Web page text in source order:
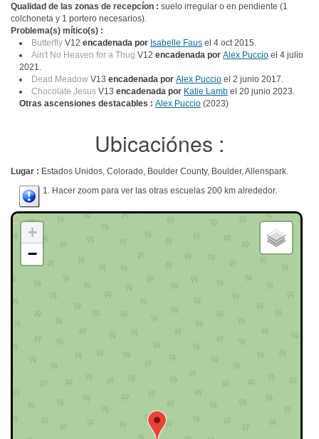
Qualidad de las zonas de recepcíon : suelo irregular o en pendiente (1
colchoneta y 1 portero necesarios).
Problema(s) mítico(s) :
Butterfly V12 encadenada por Isabelle Faus el 4 oct 2015.
Ain't No Heaven for a Thug V12 encadenada por Alex Puccio el 4 julio
2021.
Dead Meadow V13 encadenada por Alex Puccio el 2 junio 2017.
Chocolate Jesus V13 encadenada por Katie Lamb el 20 junio 2023.
Otras ascensiones destacables : Alex Puccio (2023)
Ubicaciónes :
Lugar : Estados Unidos, Colorado, Boulder County, Boulder, Allenspark.
1. Hacer zoom para ver las otras escuelas 200 km alrededor.
+
−